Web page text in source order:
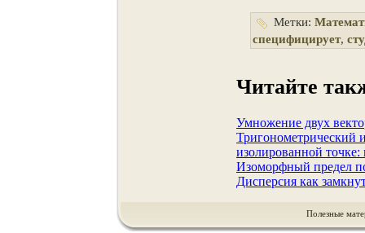
Метки:
специфицирует,
Читайте
Умножение двух
Тригонометрический
изолированной
Изоморфный предел
Дисперсия как
Полезные